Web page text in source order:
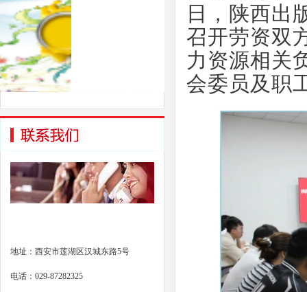
地址：西安市莲湖区汉城东路5号
电话：029-87282325
日，陕西出
召开劳资双
力资源相关
会委员及职